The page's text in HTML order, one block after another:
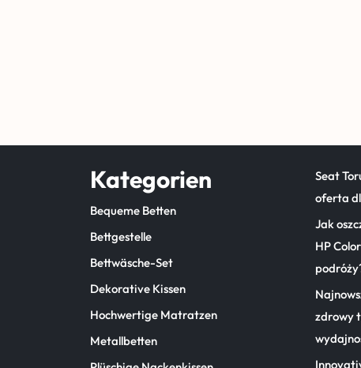
Kategorien
Bequeme Betten
Bettgestelle
Bettwäsche-Set
Dekorative Kissen
Hochwertige Matratzen
Metallbetten
Seat
oferta
Jak
HP
zdrowy